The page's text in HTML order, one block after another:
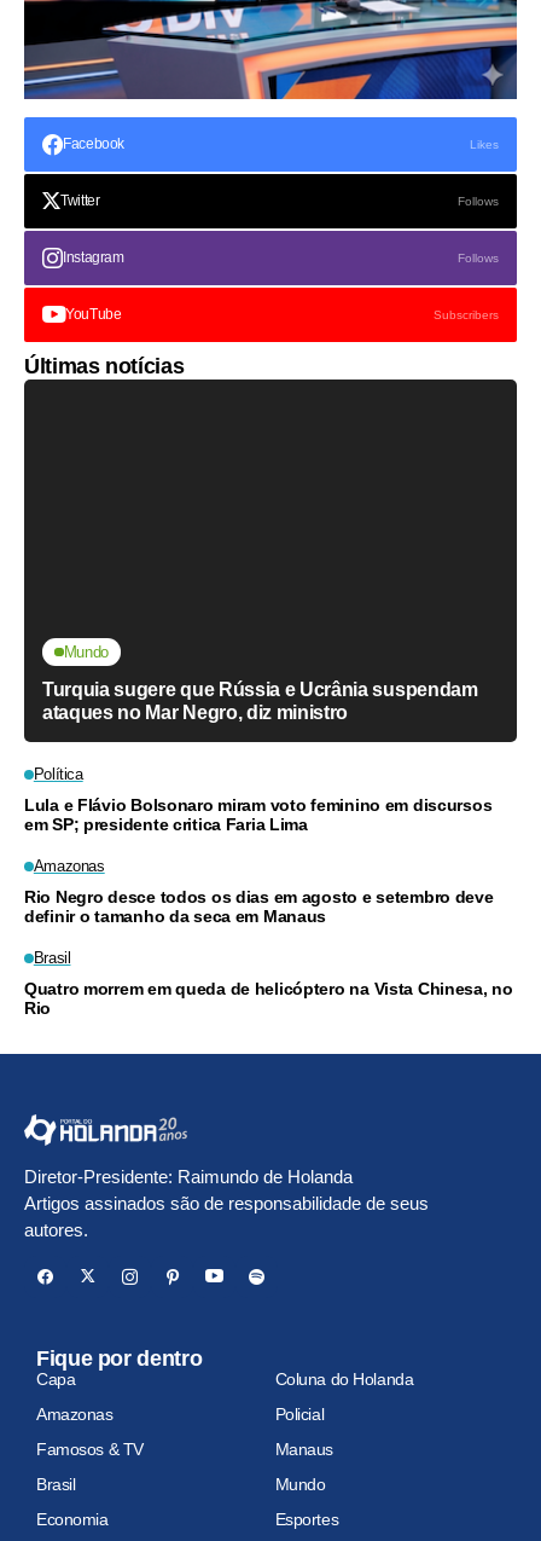
Facebook Likes
Twitter Follows
Instagram Follows
YouTube Subscribers
Últimas notícias
Mundo
Turquia sugere que Rússia e Ucrânia suspendam
ataques no Mar Negro, diz ministro
Política
Lula e Flávio Bolsonaro miram voto feminino em discursos
em SP; presidente critica Faria Lima
Amazonas
Rio Negro desce todos os dias em agosto e setembro deve
definir o tamanho da seca em Manaus
Brasil
Quatro morrem em queda de helicóptero na Vista Chinesa, no
Rio
Diretor-Presidente: Raimundo de Holanda
Artigos assinados são de responsabilidade de seus
autores.
Fique por dentro
Capa
Coluna do Holanda
Amazonas
Policial
Famosos & TV
Manaus
Brasil
Mundo
Economia
Esportes